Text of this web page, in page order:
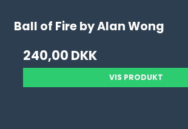
Ball of Fire by Alan Wong
240,00 DKK
VIS PRODUKT